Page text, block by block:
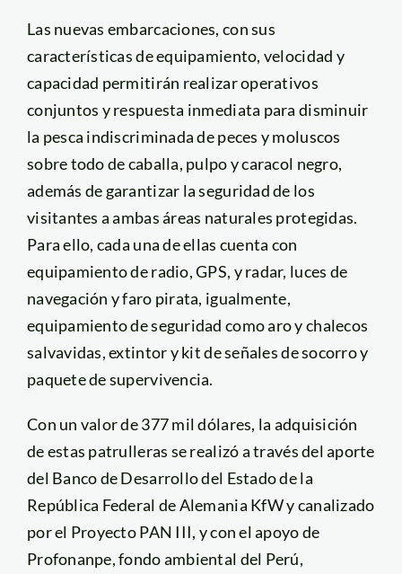
Las nuevas embarcaciones, con sus
características de equipamiento, velocidad y
capacidad permitirán realizar operativos
conjuntos y respuesta inmediata para disminuir
la pesca indiscriminada de peces y moluscos
sobre todo de caballa, pulpo y caracol negro,
además de garantizar la seguridad de los
visitantes a ambas áreas naturales protegidas.
Para ello, cada una de ellas cuenta con
equipamiento de radio, GPS, y radar, luces de
navegación y faro pirata, igualmente,
equipamiento de seguridad como aro y chalecos
salvavidas, extintor y kit de señales de socorro y
paquete de supervivencia.
Con un valor de 377 mil dólares, la adquisición
de estas patrulleras se realizó a través del aporte
del Banco de Desarrollo del Estado de la
República Federal de Alemania KfW y canalizado
por el Proyecto PAN III, y con el apoyo de
Profonanpe, fondo ambiental del Perú,